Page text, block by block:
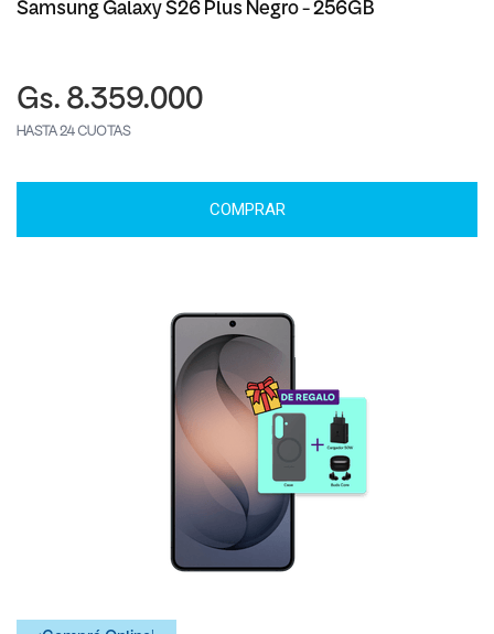
Samsung Galaxy S26 Plus Negro - 256GB
Gs. 8.359.000
HASTA 24 CUOTAS
COMPRAR